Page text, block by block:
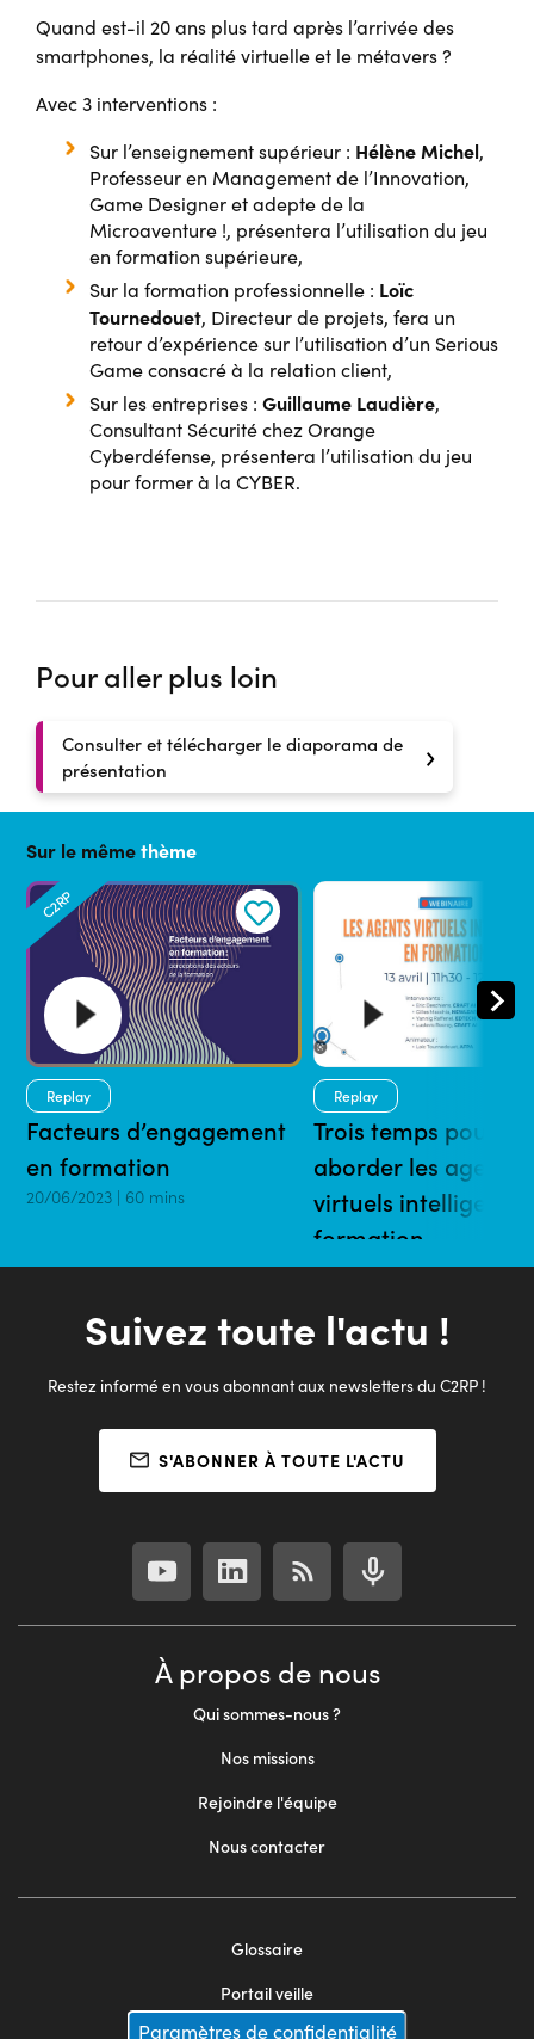
Quand est-il 20 ans plus tard après l’arrivée des
smartphones, la réalité virtuelle et le métavers ?
Avec 3 interventions :
Sur l’enseignement supérieur : Hélène Michel,
Professeur en Management de l’Innovation,
Game Designer et adepte de la
Microaventure !, présentera l’utilisation du jeu
en formation supérieure,
Sur la formation professionnelle : Loïc
Tournedouet, Directeur de projets, fera un
retour d’expérience sur l’utilisation d’un Serious
Game consacré à la relation client,
Sur les entreprises : Guillaume Laudière,
Consultant Sécurité chez Orange
Cyberdéfense, présentera l’utilisation du jeu
pour former à la CYBER.
Pour aller plus loin
Consulter et télécharger le diaporama de
présentation
Sur le mêmethème
C2RP
Replay
Facteurs d’engagement
en formation
20/06/2023 | 60 mins
Replay
Trois temps pour
aborder les agents
virtuels intelligents
formation
20/04/2023 | 55 mins
Suivez toute l'actu !
Restez informé en vous abonnant aux newsletters du C2RP !
S'ABONNER À TOUTE L'ACTU
À propos de nous
Qui sommes-nous ?
Nos missions
Rejoindre l'équipe
Nous contacter
Glossaire
Portail veille
Paramètres de confidentialité